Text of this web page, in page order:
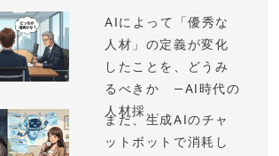
AIによって「優秀な
人材」の定義が変化
したことを、どうみ
るべきか —AI時代の
人材採...
まだ、生成AIのチャ
ットボットで消耗し